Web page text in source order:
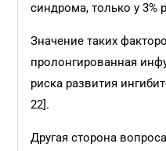
синдрома, только у 3%
Значение таких
пролонгированная
риска развития
22].
Другая сторона